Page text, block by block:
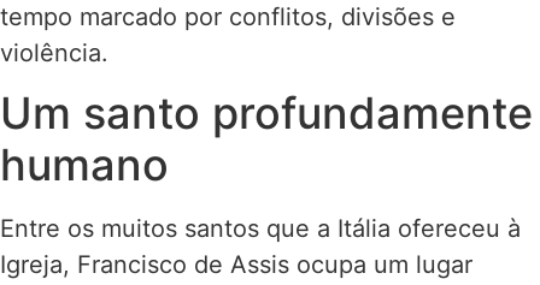
tempo marcado por conflitos, divisões e
violência.
Um santo profundamente
humano
Entre os muitos santos que a Itália ofereceu à
Igreja, Francisco de Assis ocupa um lugar